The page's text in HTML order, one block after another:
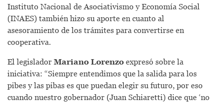
Instituto Nacional de Asociativismo y Economía Social
(INAES) también hizo su aporte en cuanto al
asesoramiento de los trámites para convertirse en
cooperativa.
El legislador Mariano Lorenzo expresó sobre la
iniciativa: “Siempre entendimos que la salida para los
pibes y las pibas es que puedan elegir su futuro, por eso
cuando nuestro gobernador (Juan Schiaretti) dice que ‘no